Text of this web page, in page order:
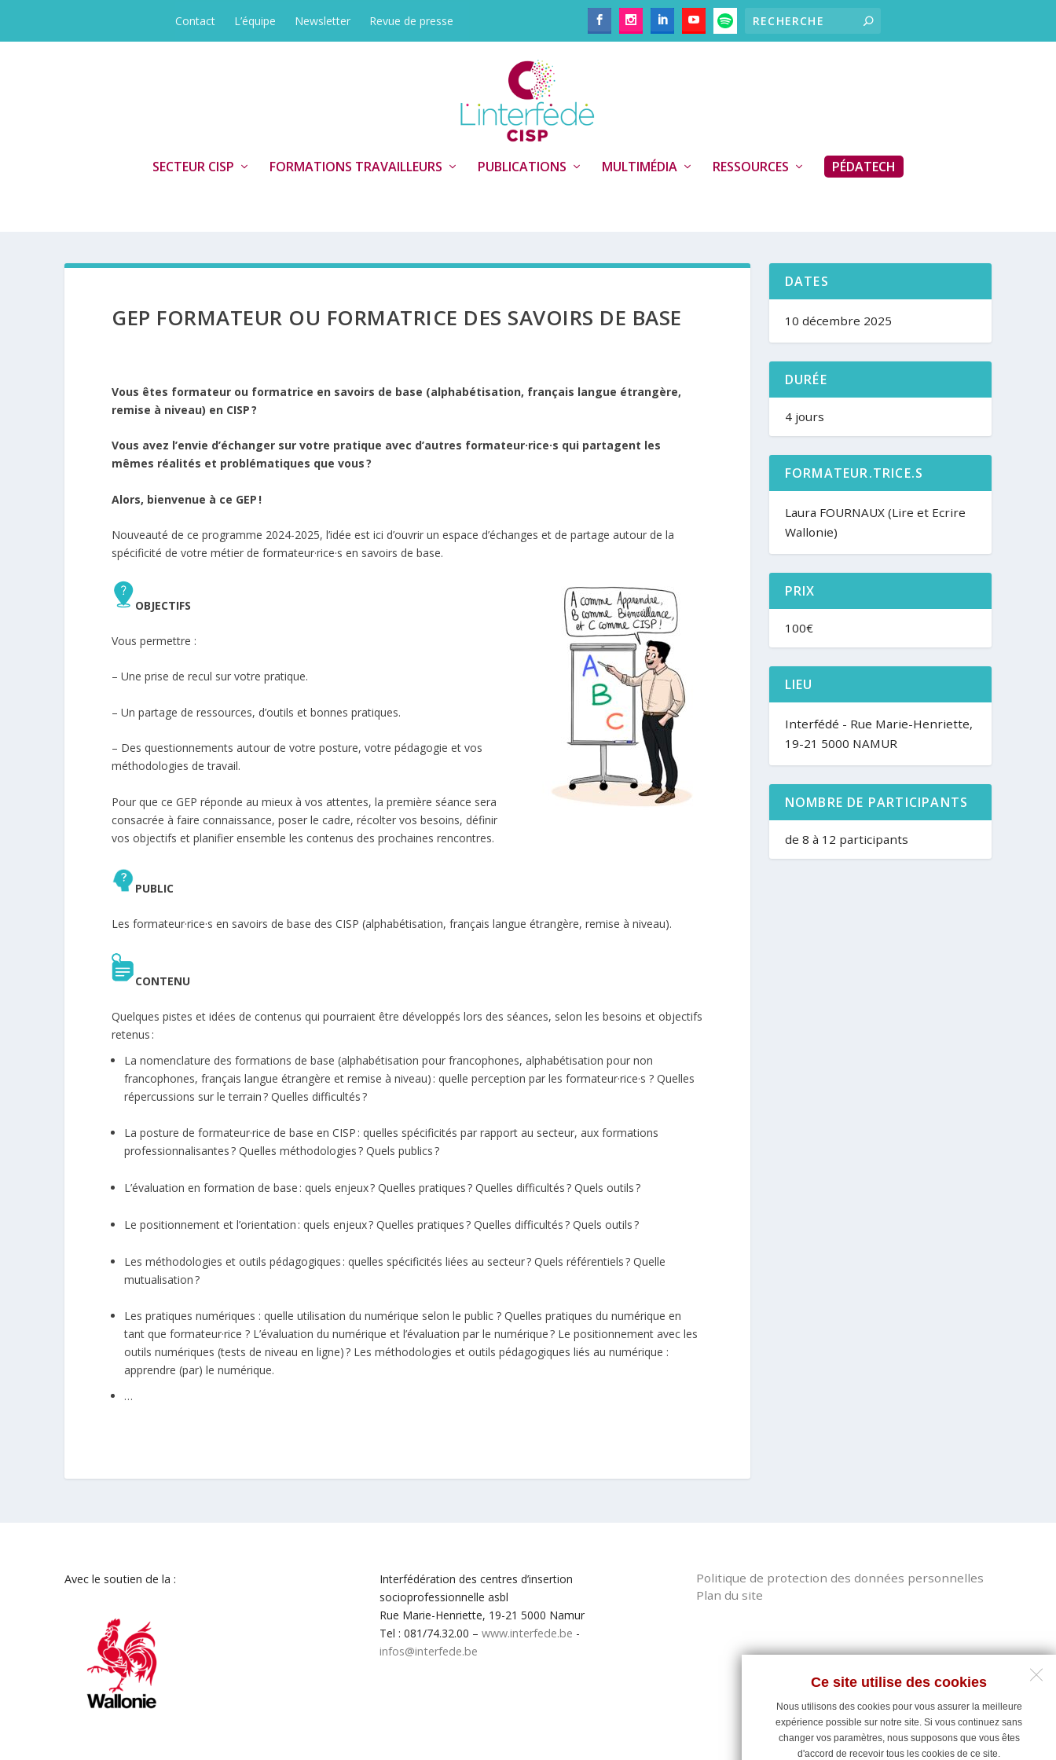
Ce site utilise des cookies
Nous utilisons des cookies pour vous assurer la meilleure
expérience possible sur notre site. Si vous continuez sans
changer vos paramètres, nous supposons que vous êtes
d'accord de recevoir tous les cookies de ce site.
Contact L’équipe Newsletter Revue de presse
SECTEUR CISP FORMATIONS TRAVAILLEURS PUBLICATIONS MULTIMÉDIA RESSOURCES PÉDATECH
GEP FORMATEUR OU FORMATRICE DES SAVOIRS DE BASE
Vous êtes formateur ou formatrice en savoirs de base (alphabétisation, français langue étrangère,
remise à niveau) en CISP ?
Vous avez l’envie d’échanger sur votre pratique avec d’autres formateur·rice·s qui partagent les
mêmes réalités et problématiques que vous ?
Alors, bienvenue à ce GEP !
Nouveauté de ce programme 2024-2025, l’idée est ici d’ouvrir un espace d’échanges et de partage autour de la
spécificité de votre métier de formateur·rice·s en savoirs de base.
OBJECTIFS
Vous permettre :
– Une prise de recul sur votre pratique.
– Un partage de ressources, d’outils et bonnes pratiques.
– Des questionnements autour de votre posture, votre pédagogie et vos
méthodologies de travail.
Pour que ce GEP réponde au mieux à vos attentes, la première séance sera
consacrée à faire connaissance, poser le cadre, récolter vos besoins, définir
vos objectifs et planifier ensemble les contenus des prochaines rencontres.
PUBLIC
Lesformateur·rice·s en savoirs de base des CISP (alphabétisation, français langue étrangère, remise à niveau).
CONTENU
Quelques pistes et idées de contenus qui pourraient être développés lors des séances, selon les besoins et objectifs
retenus :
La nomenclature des formations de base (alphabétisation pour francophones, alphabétisation pour non
francophones, français langue étrangère et remise à niveau) : quelle perception par les formateur·rice·s ? Quelles
répercussions sur le terrain ? Quelles difficultés ?
La posture de formateur·rice de base en CISP : quelles spécificités par rapport au secteur, aux formations
professionnalisantes ? Quelles méthodologies ? Quels publics ?
L’évaluation en formation de base : quels enjeux ? Quelles pratiques ? Quelles difficultés ? Quels outils ?
Le positionnement et l’orientation : quels enjeux ? Quelles pratiques ? Quelles difficultés ? Quels outils ?
Les méthodologies et outils pédagogiques : quelles spécificités liées au secteur ? Quels référentiels ? Quelle
mutualisation ?
Les pratiques numériques : quelle utilisation du numérique selon le public ? Quelles pratiques du numérique en
tant que formateur·rice ? L’évaluation du numérique et l’évaluation par le numérique ? Le positionnement avec les
outils numériques (tests de niveau en ligne) ? Les méthodologies et outils pédagogiques liés au numérique :
apprendre (par) le numérique.
…
DATES
10 décembre 2025
DURÉE
4 jours
FORMATEUR.TRICE.S
Laura FOURNAUX (Lire et Ecrire
Wallonie)
PRIX
100€
LIEU
Interfédé - Rue Marie-Henriette,
19-21 5000 NAMUR
NOMBRE DE PARTICIPANTS
de 8 à 12 participants
Avec le soutien de la :
Interfédération des centres d’insertion
socioprofessionnelle asbl
Rue Marie-Henriette, 19-21 5000 Namur
Tel : 081/74.32.00 –www.interfede.be -
infos@interfede.be
Politique de protection des données personnelles
Plan du site